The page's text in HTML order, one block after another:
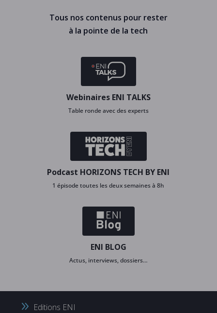
Tous nos contenus pour rester
à la pointe de la tech
Webinaires ENI TALKS
Table ronde avec des experts
Podcast HORIZONS TECH BY ENI
1 épisode toutes les deux semaines à 8h
ENI BLOG
Actus, interviews, dossiers…
Editions ENI